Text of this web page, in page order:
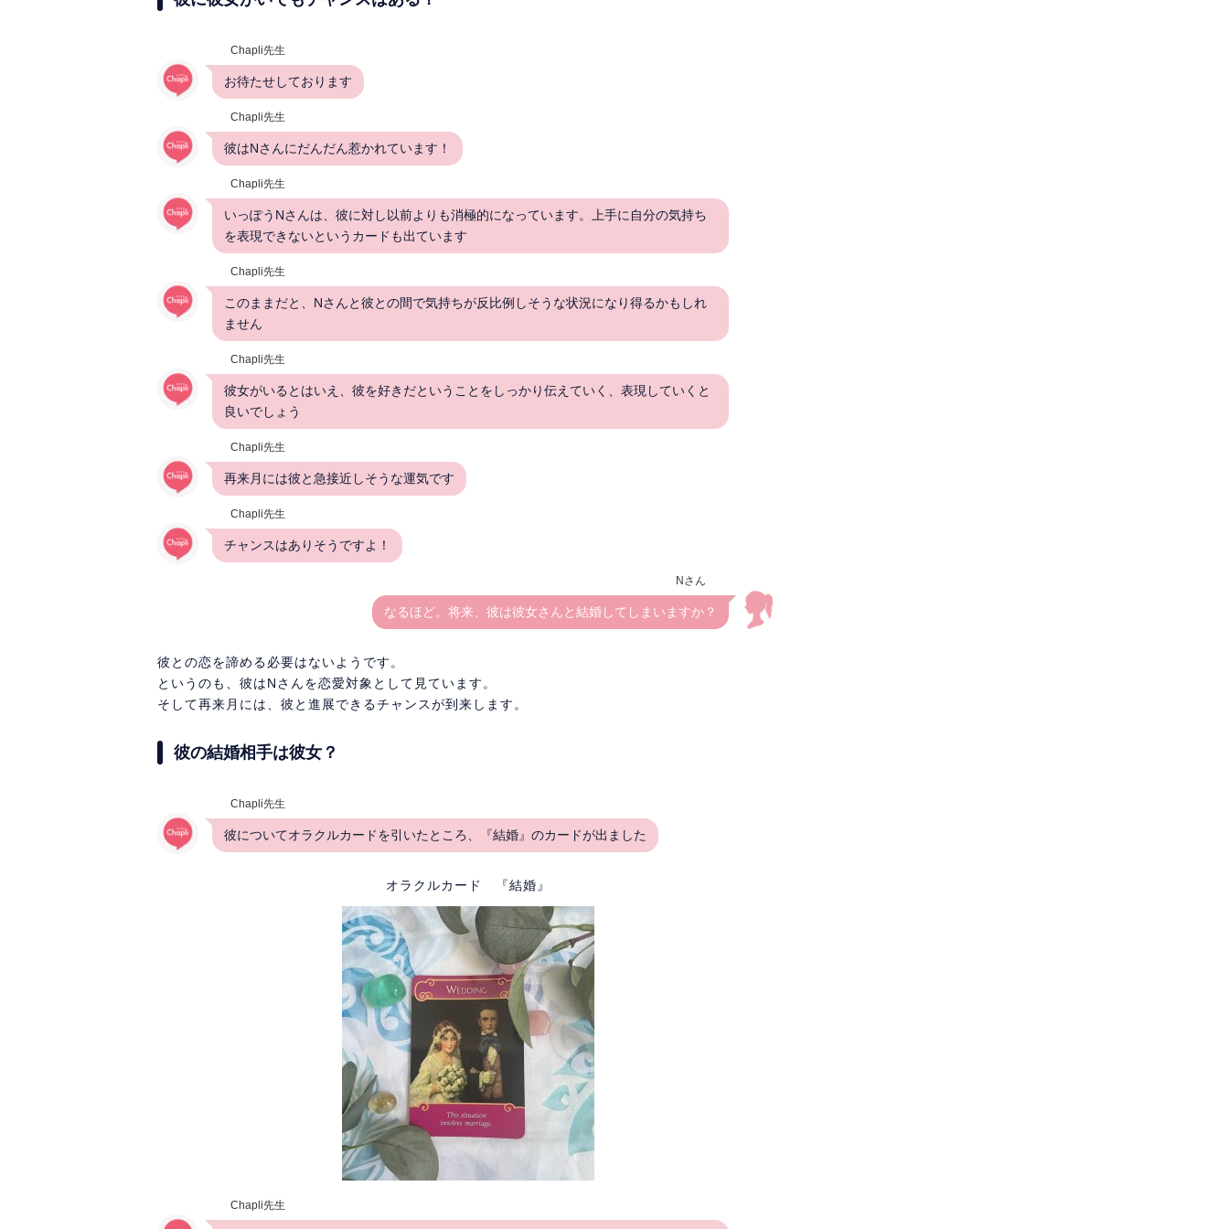
Chapli先生
お待たせしております
Chapli先生
彼はNさんにだんだん惹かれています！
Chapli先生
いっぽうNさんは、彼に対し以前よりも消極的になっています。上手に自分の気持ち
を表現できないというカードも出ています
Chapli先生
このままだと、Nさんと彼との間で気持ちが反比例しそうな状況になり得るかもしれ
ません
Chapli先生
彼女がいるとはいえ、彼を好きだということをしっかり伝えていく、表現していくと
良いでしょう
Chapli先生
再来月には彼と急接近しそうな運気です
Chapli先生
チャンスはありそうですよ！
Nさん
なるほど。将来、彼は彼女さんと結婚してしまいますか？
彼との恋を諦める必要はないようです。
というのも、彼はNさんを恋愛対象として見ています。
そして再来月には、彼と進展できるチャンスが到来します。
彼の結婚相手は彼女？
Chapli先生
彼についてオラクルカードを引いたところ、『結婚』のカードが出ました
オラクルカード 『結婚』
Chapli先生